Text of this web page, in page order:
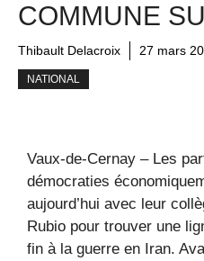
COMMUNE
Thibault Delacroix 27 mars
NATIONAL
Vaux-de-Cernay – Les
démocraties
aujourd’hui avec leur
Rubio pour trouver une
fin à la guerre en Iran.